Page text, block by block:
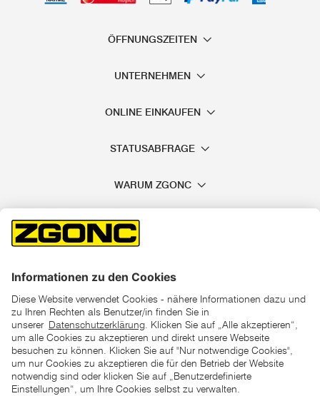
ÖFFNUNGSZEITEN
UNTERNEHMEN
ONLINE EINKAUFEN
STATUSABFRAGE
WARUM ZGONC
*der "statt"-Preis ist der niedrigste von uns in den letzten 30
Tagen vor Beginn dieser Aktion verlangte Preis
unter den UVP Preisen auf dieser Website sind die